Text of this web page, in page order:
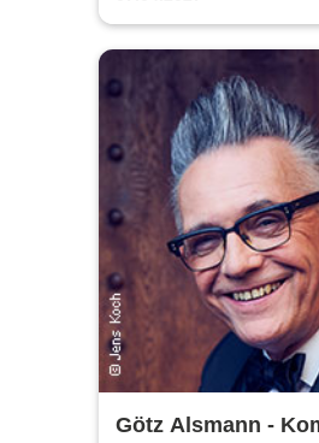
Götz Alsmann -